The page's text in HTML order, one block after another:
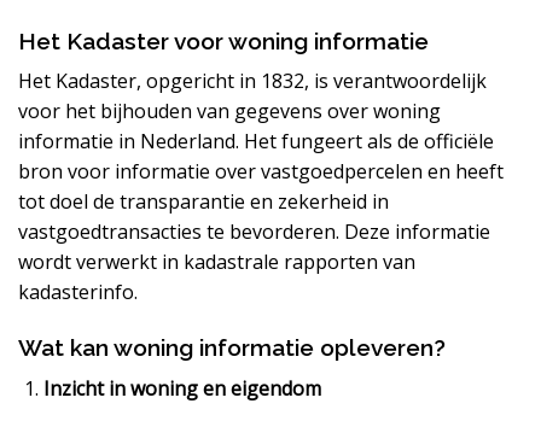
Het Kadaster voor woning informatie
Het Kadaster, opgericht in 1832, is verantwoordelijk
voor het bijhouden van gegevens over woning
informatie in Nederland. Het fungeert als de officiële
bron voor informatie over vastgoedpercelen en heeft
tot doel de transparantie en zekerheid in
vastgoedtransacties te bevorderen. Deze informatie
wordt verwerkt in kadastrale rapporten van
kadasterinfo.
Wat kan woning informatie opleveren?
Inzicht in woning en eigendom